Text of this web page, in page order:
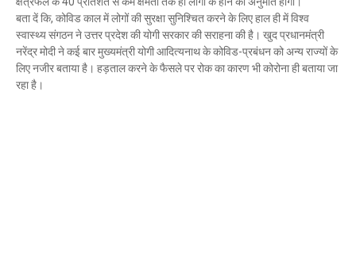
बता दें कि, कोविड काल में लोगों की सुरक्षा सुनिश्चित करने के लिए हाल ही में विश्व
स्वास्थ्य संगठन ने उत्तर प्रदेश की योगी सरकार की सराहना की है। खुद प्रधानमंत्री
नरेंद्र मोदी ने कई बार मुख्यमंत्री योगी आदित्यनाथ के कोविड-प्रबंधन को अन्य राज्यों के
लिए नजीर बताया है। हड़ताल करने के फैसले पर रोक का कारण भी कोरोना ही बताया जा
रहा है।